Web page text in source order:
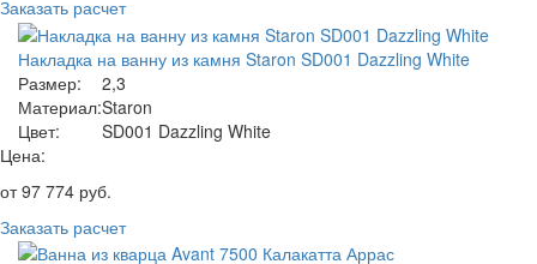
Заказать расчет
Накладка на ванну из камня Staron SD001 Dazzling White
Размер:
2,3
Материал:Staron
Цвет:
SD001 Dazzling White
Цена:
от97 774 руб.
Заказать расчет